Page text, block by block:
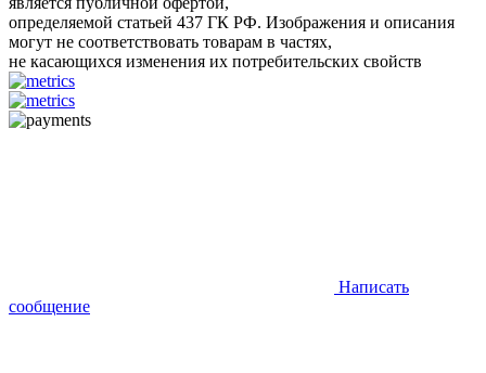
определяемой статьей 437 ГК РФ. Изображения и описания
могут не соответствовать товарам в частях,
не касающихся изменения их потребительских свойств
Написать
сообщение